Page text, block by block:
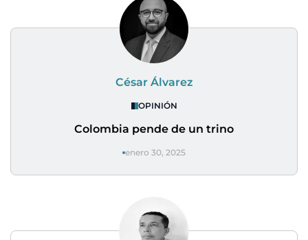
César Álvarez
OPINIÓN
Colombia pende de un trino
enero 30, 2025